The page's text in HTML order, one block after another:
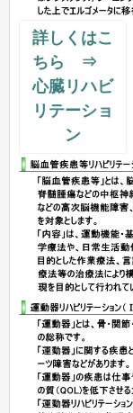
詳しくはこ
ちら ⇒
心臓リハビ
リテーショ
ン